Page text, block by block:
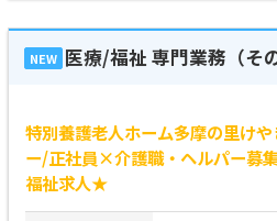
NEW 医療/福祉 専門業務（そ
特別養護老人ホーム多摩の里け
ー/正社員×介護職・ヘルパー募
福祉求人★